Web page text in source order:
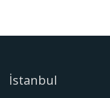
İstanbul